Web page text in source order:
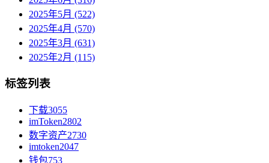
2025年5月 (522)
2025年4月 (570)
2025年3月 (631)
2025年2月 (115)
标签列表
下载3055
imToken2802
数字资产2730
imtoken2047
钱包753